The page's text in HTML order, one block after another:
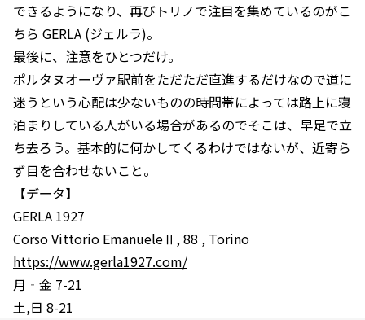
できるようになり、再びトリノで注目を集めているのがこ
ちら GERLA (ジェルラ)。
最後に、注意をひとつだけ。
ポルタヌオーヴァ駅前をただただ直進するだけなので道に
迷うという心配は少ないものの時間帯によっては路上に寝
泊まりしている人がいる場合があるのでそこは、早足で立
ち去ろう。基本的に何かしてくるわけではないが、近寄ら
ず目を合わせないこと。
【データ】
GERLA 1927
Corso Vittorio EmanueleⅡ, 88 , Torino
https://www.gerla1927.com/
月‐金 7-21
土,日 8-21